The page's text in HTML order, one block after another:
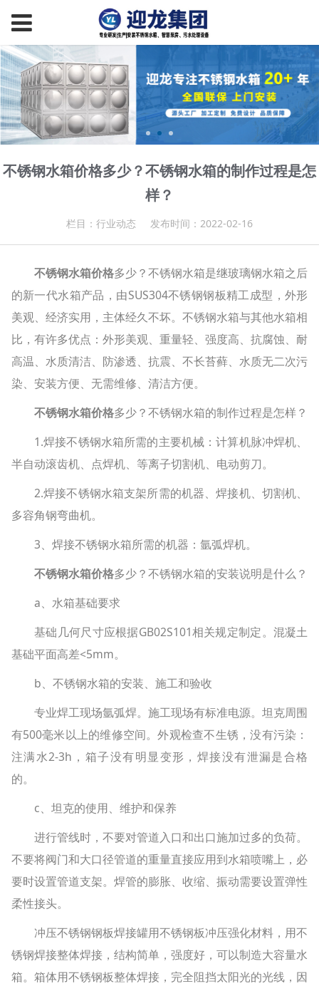
不锈钢水箱价格多少？不锈钢水箱的制作过程是怎
样？
栏目：行业动态 发布时间：2022-02-16
不锈钢水箱价格多少？不锈钢水箱是继玻璃钢水箱之后
的新一代水箱产品，由SUS304不锈钢钢板精工成型，外形
美观、经济实用，主体经久不坏。不锈钢水箱与其他水箱相
比，有许多优点：外形美观、重量轻、强度高、抗腐蚀、耐
高温、水质清洁、防渗透、抗震、不长苔藓、水质无二次污
染、安装方便、无需维修、清洁方便。
不锈钢水箱价格多少？不锈钢水箱的制作过程是怎样？
1.焊接不锈钢水箱所需的主要机械：计算机脉冲焊机、
半自动滚齿机、点焊机、等离子切割机、电动剪刀。
2.焊接不锈钢水箱支架所需的机器、焊接机、切割机、
多容角钢弯曲机。
3、焊接不锈钢水箱所需的机器：氩弧焊机。
不锈钢水箱价格多少？不锈钢水箱的安装说明是什么？
a、水箱基础要求
基础几何尺寸应根据GB02S101相关规定制定。混凝土
基础平面高差<5mm。
b、不锈钢水箱的安装、施工和验收
专业焊工现场氩弧焊。施工现场有标准电源。坦克周围
有500毫米以上的维修空间。外观检查不生锈，没有污染：
注满水2-3h，箱子没有明显变形，焊接没有泄漏是合格
的。
c、坦克的使用、维护和保养
进行管线时，不要对管道入口和出口施加过多的负荷。
不要将阀门和大口径管道的重量直接应用到水箱喷嘴上，必
要时设置管道支架。焊管的膨胀、收缩、振动需要设置弹性
柔性接头。
冲压不锈钢钢板焊接罐用不锈钢板冲压强化材料，用不
锈钢焊接整体焊接，结构简单，强度好，可以制造大容量水
箱。箱体用不锈钢板整体焊接，完全阻挡太阳光的光线，因